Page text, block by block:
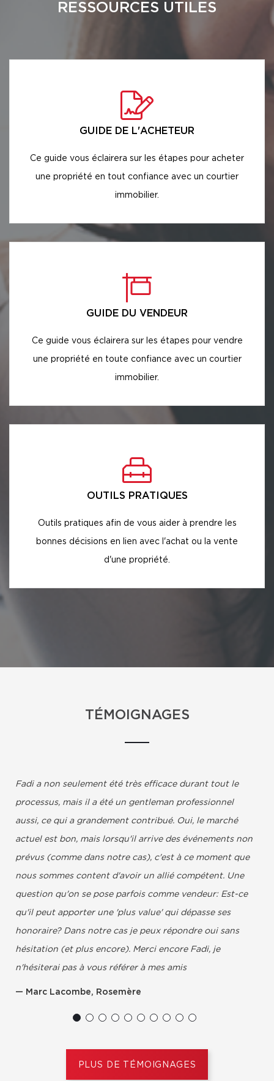
RESSOURCES UTILES
GUIDE DE L'ACHETEUR
Ce guide vous éclairera sur les étapes pour acheter
une propriété en tout confiance avec un courtier
immobilier.
GUIDE DU VENDEUR
Ce guide vous éclairera sur les étapes pour vendre
une propriété en toute confiance avec un courtier
immobilier.
OUTILS PRATIQUES
Outils pratiques afin de vous aider à prendre les
bonnes décisions en lien avec l'achat ou la vente
d'une propriété.
TÉMOIGNAGES
Fadi a non seulement été très efficace durant tout le
processus, mais il a été un gentleman professionnel
aussi, ce qui a grandement contribué. Oui, le marché
actuel est bon, mais lorsqu'il arrive des événements non
prévus (comme dans notre cas), c'est à ce moment que
nous sommes content d'avoir un allié compétent. Une
question qu'on se pose parfois comme vendeur: Est-ce
qu'il peut apporter une 'plus value' qui dépasse ses
honoraire? Dans notre cas je peux répondre oui sans
hésitation (et plus encore). Merci encore Fadi, je
n'hésiterai pas à vous référer à mes amis
Marc Lacombe, Rosemère
PLUS DE TÉMOIGNAGES